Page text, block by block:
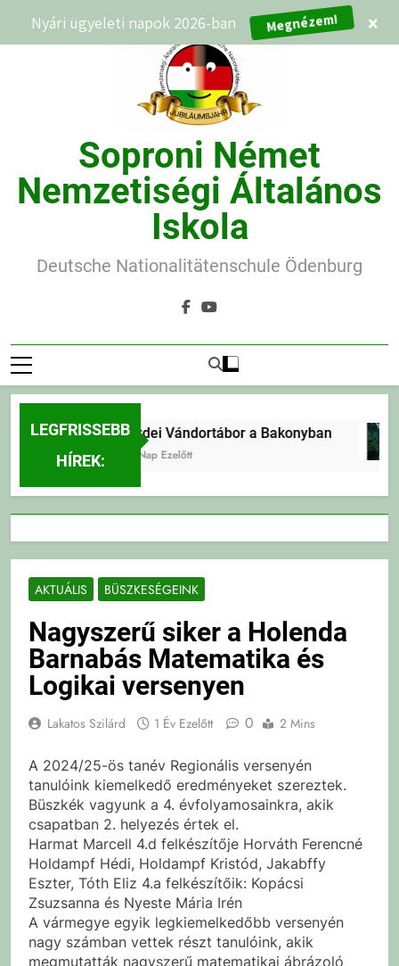
Soproni Német
Nemzetiségi Általános
Iskola
Deutsche Nationalitätenschule Ödenburg
LEGFRISSEBB
HÍREK:
Erdei Vándortábor a Bakonyban
1 Nap Ezelőtt
AKTUÁLIS BÜSZKESÉGEINK
Nagyszerű siker a Holenda
Barnabás Matematika és
Logikai versenyen
Lakatos Szilárd 1 Év Ezelőtt 0 2 Mins
A 2024/25-ös tanév Regionális versenyén
tanulóink kiemelkedő eredményeket szereztek.
Büszkék vagyunk a 4. évfolyamosainkra, akik
csapatban 2. helyezés értek el.
Harmat Marcell 4.d felkészítője Horváth Ferencné
Holdampf Hédi, Holdampf Kristód, Jakabffy
Eszter, Tóth Eliz 4.a felkészítőik: Kopácsi
Zsuzsanna és Nyeste Mária Irén
A vármegye egyik legkiemelkedőbb versenyén
nagy számban vettek részt tanulóink, akik
megmutatták nagyszerű matematikai ábrázoló
Nyári ügyeleti napok 2026-ban Megnézem! ×